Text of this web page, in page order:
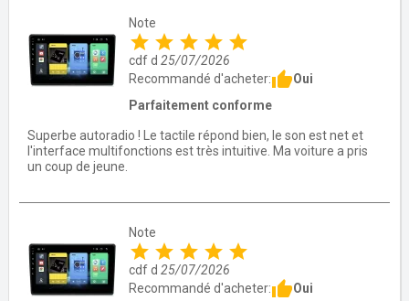
Note
star star star star star
cdf d 25/07/2026
Recommandé d'acheter:thumb_upOui
Parfaitement conforme
Superbe autoradio ! Le tactile répond bien, le son est net et
l'interface multifonctions est très intuitive. Ma voiture a pris
un coup de jeune.
Note
star star star star star
cdf d 25/07/2026
Recommandé d'acheter:thumb_upOui